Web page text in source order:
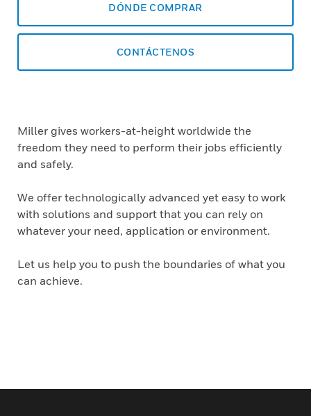
DÓNDE COMPRAR
CONTÁCTENOS
Miller gives workers-at-height worldwide the
freedom they need to perform their jobs efficiently
and safely.
We offer technologically advanced yet easy to work
with solutions and support that you can rely on
whatever your need, application or environment.
Let us help you to push the boundaries of what you
can achieve.